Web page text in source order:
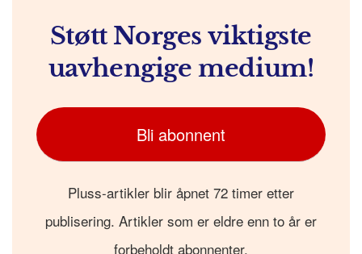
Støtt Norges viktigste
uavhengige medium!
Bli abonnent
Pluss-artikler blir åpnet 72 timer etter
publisering. Artikler som er eldre enn to år er
forbeholdt abonnenter.